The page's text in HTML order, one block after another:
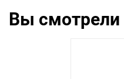
Вы смотрели